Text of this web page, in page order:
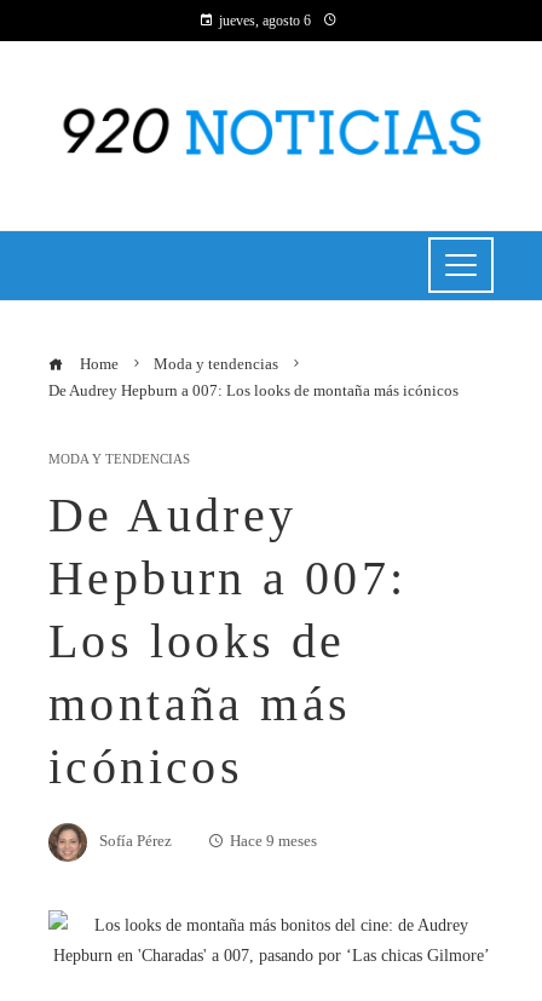
jueves, agosto 6
Home
Moda y tendencias
De Audrey Hepburn a 007: Los looks de montaña más icónicos
MODA Y TENDENCIAS
De Audrey
Hepburn a 007:
Los looks de
montaña más
icónicos
Sofía Pérez Hace 9 meses